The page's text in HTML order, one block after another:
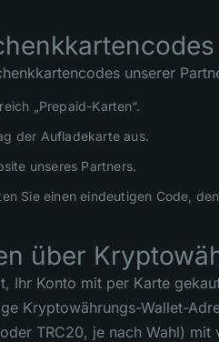
unserer
„Prepaid-Karten“.
der Aufladekarte aus.
unseres Partners.
Sie einen eindeutigen Code,
über
Ihr Konto mit per Karte
Kryptowährungs-Wallet-
TRC20, je nach Wahl)